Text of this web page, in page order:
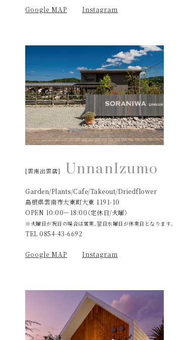
Google MAP Instagram
[雲南出雲店] UnnanIzumo
Garden/Plants/Cafe/Takeout/Driedflower
島根県雲南市大東町大東 1191-10
OPEN 10:00－18:00（定休日/火曜）
※火曜日が祝日の場合は営業、翌日水曜日が休業日となります。
TEL 0854-43-6692
Google MAP Instagram